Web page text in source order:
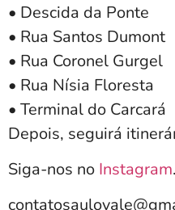
• Descida da Ponte
• Rua Santos Dumont
• Rua Coronel Gurgel
• Rua Nísia Floresta
• Terminal do Carcará
Depois, seguirá
Siga-nos no Instagram.